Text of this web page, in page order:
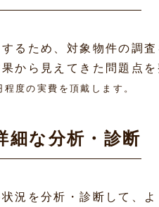
るため、対象物件の調査
から見えてきた問題点を
度の実費を頂戴します。
細な分析・診断
況を分析・診断して、